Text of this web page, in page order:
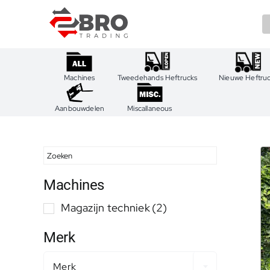
Machines Tweedehands Heftrucks Nieuwe
Aanbouwdelen Miscallaneous
Machines
Magazijn techniek(2)
Merk
Merk